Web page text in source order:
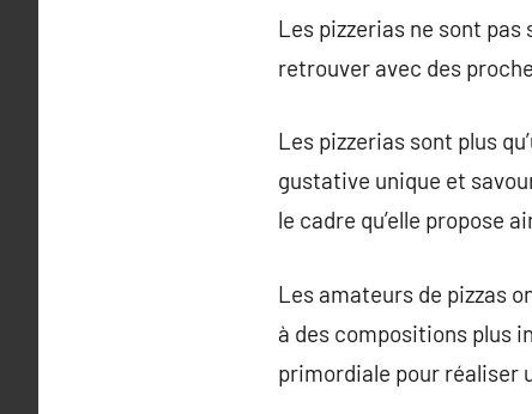
Les pizzerias ne sont
retrouver avec des
Les pizzerias sont plus
gustative unique et
le cadre qu’elle propose
Les amateurs de pizzas
à des compositions plus
primordiale pour réaliser